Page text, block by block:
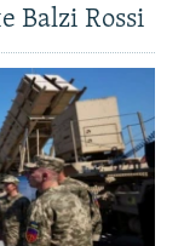
Balzi Rossi